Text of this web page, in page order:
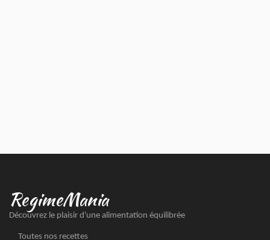
RegimeMania
Découvrez le plaisir d'une alimentation équilibrée
Toutes nos recettes